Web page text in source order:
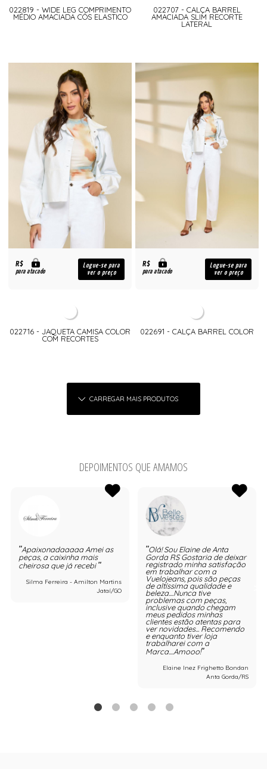
022819 - WIDE LEG COMPRIMENTO
MÉDIO AMACIADA CÓS ELASTICO
022707 - CALÇA BARREL
AMACIADA SLIM RECORTE
LATERAL
R$
para atacado
Logue-se para
ver o preço
022716 - JAQUETA CAMISA COLOR
COM RECORTES
R$
para atacado
Logue-se para
ver o preço
022691 - CALÇA BARREL COLOR
CARREGAR MAIS PRODUTOS
DEPOIMENTOS QUE AMAMOS
Apaixonadaaaaa Amei as
peças, a caixinha mais
cheirosa que já recebi
Silma Ferreira - Amilton Martins
Jataí/GO
Olá! Sou Elaine de Anta
Gorda RS Gostaria de deixar
registrado minha satisfação
em trabalhar com a
Vuelojeans, pois são peças
de altíssima qualidade e
beleza....Nunca tive
problemas com peças,
inclusive quando chegam
meus pedidos minhas
clientes estão atentas para
ver novidades... Recomendo
e enquanto tiver loja
trabalharei com a
Marca....Amooo!
Elaine Inez Frighetto Bondan
Anta Gorda/RS